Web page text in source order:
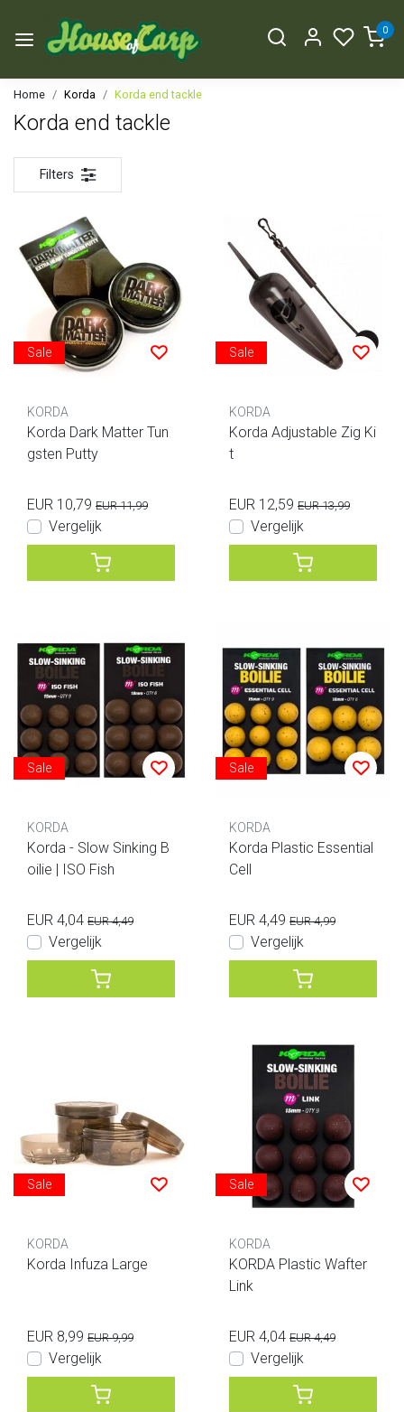
0
Home Korda Korda end tackle
Korda end tackle
Filters
Sale
KORDA
Korda Dark Matter Tun
gsten Putty
EUR 10,79 EUR 11,99
Vergelijk
Sale
KORDA
Korda Adjustable Zig Ki
t
EUR 12,59 EUR 13,99
Vergelijk
Sale
KORDA
Korda - Slow Sinking B
oilie | ISO Fish
EUR 4,04 EUR 4,49
Vergelijk
Sale
KORDA
Korda Plastic Essential
Cell
EUR 4,49 EUR 4,99
Vergelijk
Sale
KORDA
Korda Infuza Large
EUR 8,99 EUR 9,99
Vergelijk
Sale
KORDA
KORDA Plastic Wafter
Link
EUR 4,04 EUR 4,49
Vergelijk